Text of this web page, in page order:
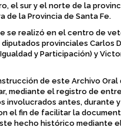
el sur y el norte de la
de la Provincia de Santa Fe.
se realizó en el centro de
provinciales Carlos
y Participación) y
de este Archivo Oral
mediante el registro de
involucrados antes, durante
el fin de facilitar la
hecho histórico mediante